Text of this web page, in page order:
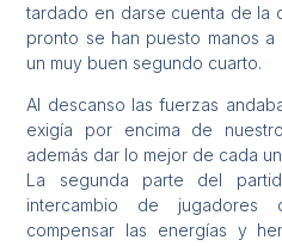
tardado en darse cuenta de la
pronto se han puesto manos
un muy buen segundo cuarto.
Al descanso las fuerzas
exigía por encima de
además dar lo mejor de cada
La segunda parte del
intercambio de jugadores
compensar las energías y